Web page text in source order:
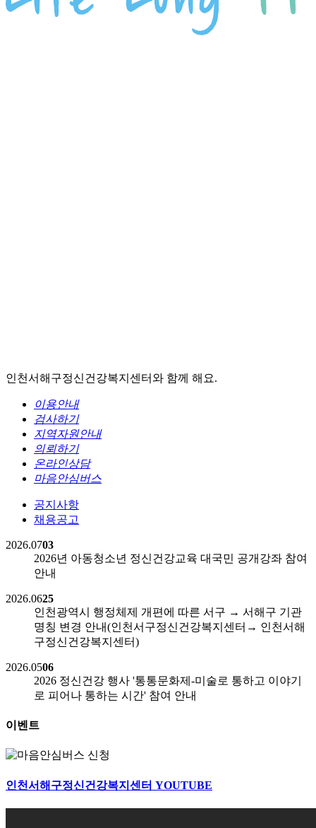
인천서해구정신건강복지센터와 함께 해요.
이용안내
검사하기
지역자원안내
의뢰하기
온라인상담
마음안심버스
공지사항
채용공고
2026.0703
2026년 아동청소년 정신건강교육 대국민 공개강좌 참여
안내
2026.0625
인천광역시 행정체제 개편에 따른 서구 → 서해구 기관
명칭 변경 안내(인천서구정신건강복지센터→ 인천서해
구정신건강복지센터)
2026.0506
2026 정신건강 행사 '통통문화제-미술로 통하고 이야기
로 피어나 통하는 시간' 참여 안내
이벤트
인천서해구정신건강복지센터 YOUTUBE